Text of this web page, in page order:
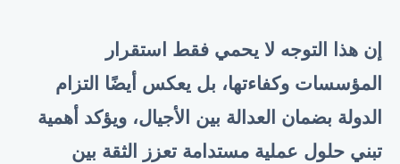
إن هذا التوجه لا يحمي فقط استقرار
المؤسسات وكفاءتها، بل يعكس أيضًا التزام
الدولة بضمان العدالة بين الأجيال، ويؤكد أهمية
تبني حلول عملية مستدامة تعزز الثقة بين